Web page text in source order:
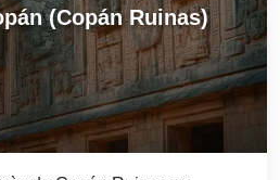
(Copán Ruinas)